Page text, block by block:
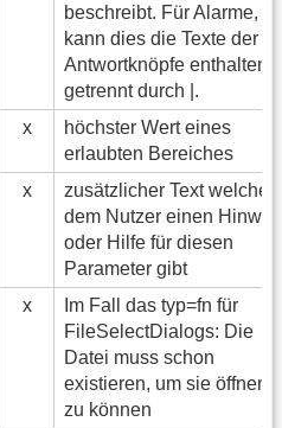
beschreibt. Für Alarme,
kann dies die Texte der
Antwortknöpfe enthalten,
getrennt durch |.
x
höchster Wert eines
erlaubten Bereiches
x
zusätzlicher Text welcher
dem Nutzer einen
oder Hilfe für diesen
Parameter gibt
x
Im Fall das typ=fn für
FileSelectDialogs: Die
Datei muss schon
existieren, um sie öffnen
zu können